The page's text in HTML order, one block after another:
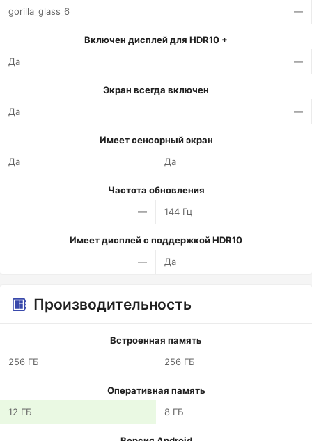
gorilla_glass_6 —
Включен дисплей для HDR10 +
Да
—
Экран всегда включен
Да
—
Имеет сенсорный экран
Да
Да
Частота обновления
—
144 Гц
Имеет дисплей с поддержкой HDR10
—
Да
Производительность
Встроенная память
256 ГБ
256 ГБ
Оперативная память
12 ГБ
8 ГБ